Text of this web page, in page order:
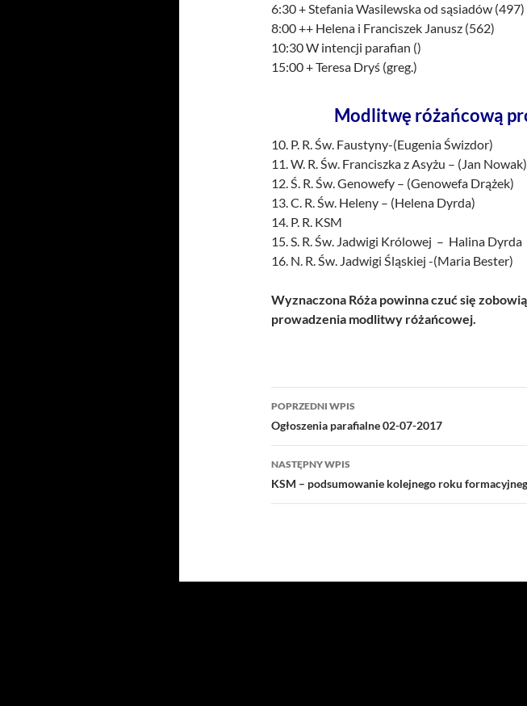
6:30 + Stefania Wasilewska od sąsiadów (497)
8:00 ++ Helena i Franciszek Janusz (562)
10:30 W intencji parafian ()
15:00 + Teresa Dryś (greg.)
Modlitwę różańcową
10. P. R. Św. Faustyny-(Eugenia Świzdor)
11. W. R. Św. Franciszka z Asyżu – (Jan Nowak)
12. Ś. R. Św. Genowefy – (Genowefa Drążek)
13. C. R. Św. Heleny – (Helena Dyrda)
14. P. R. KSM
15. S. R. Św. Jadwigi Królowej – Halina Dyrda
16. N. R. Św. Jadwigi Śląskiej -(Maria Bester)
Wyznaczona Róża powinna czuć się
prowadzenia modlitwy różańcowej.
Nawigacja
wpisu
POPRZEDNI WPIS
Ogłoszenia parafialne 02-07-2017
NASTĘPNY WPIS
KSM – podsumowanie kolejnego roku